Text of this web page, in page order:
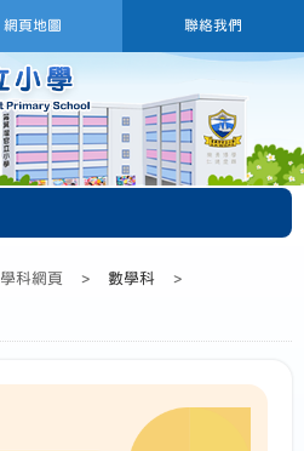
網頁地圖 聯絡我們
學科網頁 > 數學科
>